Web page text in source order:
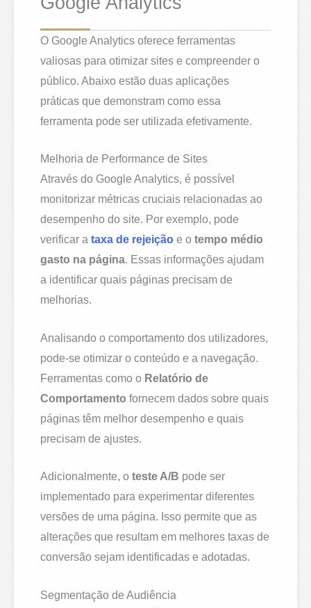
O Google Analytics oferece ferramentas
valiosas para otimizar sites e compreender o
público. Abaixo estão duas aplicações
práticas que demonstram como essa
ferramenta pode ser utilizada efetivamente.
Melhoria de Performance de Sites
Através do Google Analytics, é possível
monitorizar métricas cruciais relacionadas ao
desempenho do site. Por exemplo, pode
verificar ataxa de rejeição e otempo médio
gasto na página. Essas informações ajudam
a identificar quais páginas precisam de
melhorias.
Analisando o comportamento dos utilizadores,
pode-se otimizar o conteúdo e a navegação.
Ferramentas como o Relatório de
Comportamento fornecem dados sobre quais
páginas têm melhor desempenho e quais
precisam de ajustes.
Adicionalmente, oteste A/B pode ser
implementado para experimentar diferentes
versões de uma página. Isso permite que as
alterações que resultam em melhores taxas de
conversão sejam identificadas e adotadas.
Segmentação de Audiência